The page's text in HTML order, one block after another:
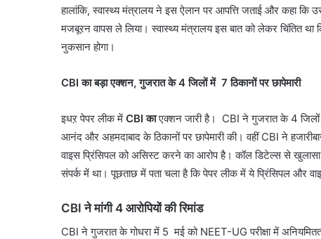
हालांकि, स्वास्थ्य मंत्रालय ने इस ऐलान पर आपत्ति जताई और कहा कि
मजबूरन वापस ले लिया। स्वास्थ्य मंत्रालय इस बात को लेकर चिंतित
नुकसान होगा।
CBI का बड़ा एक्शन, गुजरात के 4 जिलों में 7 ठिकानों पर छापेमारी
इधऱ पेपर लीक में CBI काएक्शन जारी है। CBI ने गुजरात के 4 जिलों
आनंद और अहमदाबाद के ठिकानों पर छापेमारी की। वहीं CBI ने
वाइस प्रिंसिपल को असिस्ट करने का आरोप है। कॉल डिटेल्स से
संपर्क में था। पूछताछ में पता चला है कि पेपर लीक में ये प्रिंसिपल और
CBI ने मांगी 4 आरोपियों की रिमांड
CBI ने गुजरात के गोधरा में 5 मई को NEET-UG परीक्षा में